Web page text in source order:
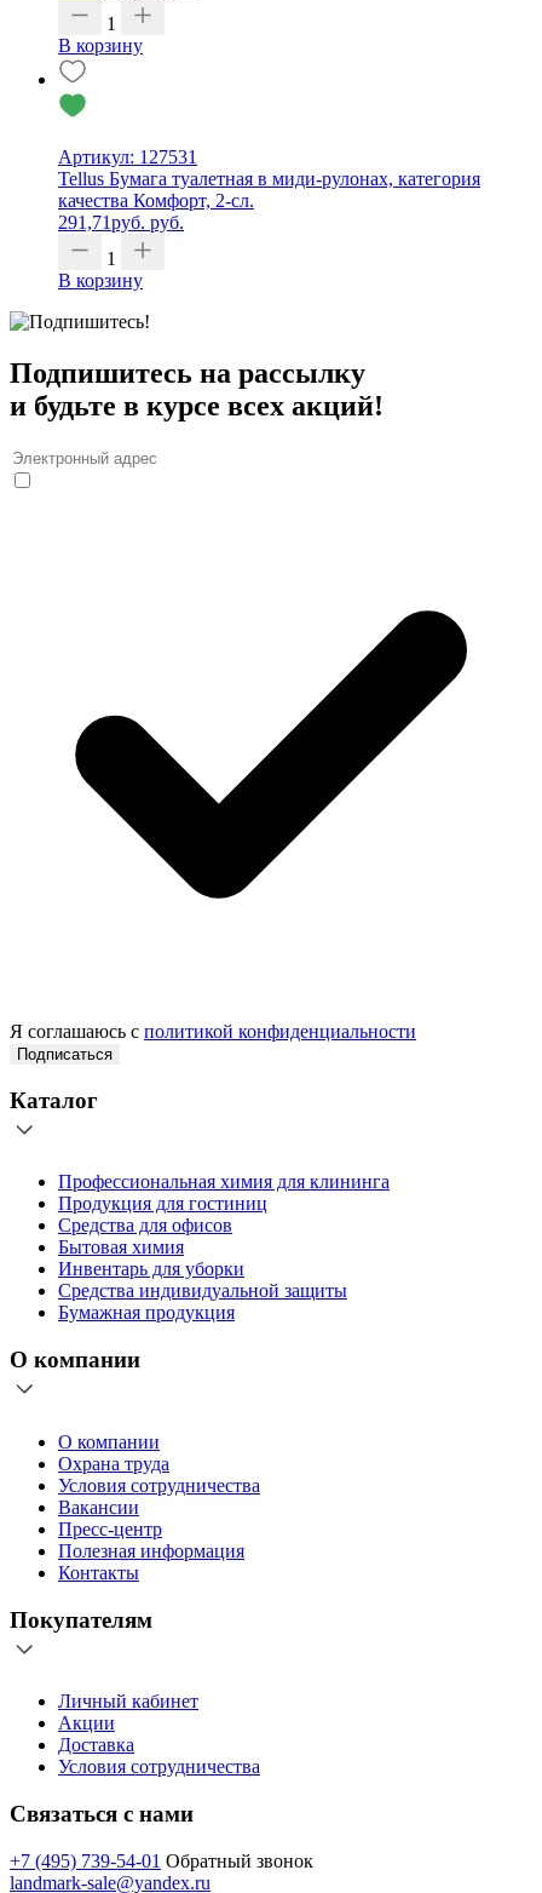
1
В корзину
Артикул: 127531
Tellus Бумага туалетная в миди-рулонах, категория
качества Комфорт, 2-сл.
291,71руб. руб.
1
В корзину
Подпишитесь на рассылку
и будьте в курсе всех акций!
Я соглашаюсь с политикой конфиденциальности
Подписаться
Каталог
Профессиональная химия для клининга
Продукция для гостиниц
Средства для офисов
Бытовая химия
Инвентарь для уборки
Средства индивидуальной защиты
Бумажная продукция
О компании
О компании
Охрана труда
Условия сотрудничества
Вакансии
Пресс-центр
Полезная информация
Контакты
Покупателям
Личный кабинет
Акции
Доставка
Условия сотрудничества
Связаться с нами
+7 (495) 739-54-01 Обратный звонок
landmark-sale@yandex.ru